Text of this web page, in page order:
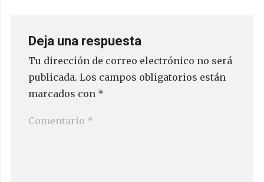
Deja una respuesta
Tu dirección de correo electrónico no será
publicada. Los campos obligatorios están
marcados con *